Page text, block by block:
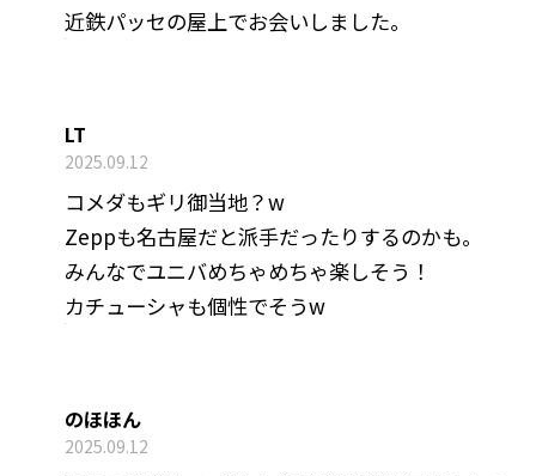
近鉄パッセの屋上でお会いしました。
LT
2025.09.12
コメダもギリ御当地？w
Zeppも名古屋だと派手だったりするのかも。
みんなでユニバめちゃめちゃ楽しそう！
カチューシャも個性でそうw
のほほん
2025.09.12